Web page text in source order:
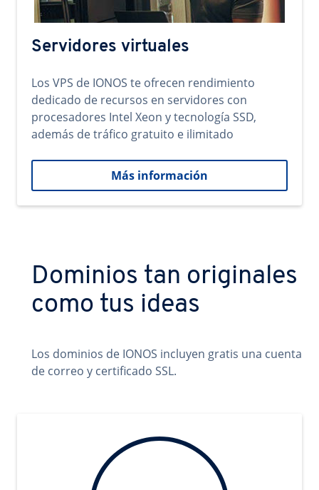
Servidores virtuales
Los VPS de IONOS te ofrecen rendimiento
dedicado de recursos en servidores con
procesadores Intel Xeon y tecnología SSD,
además de tráfico gratuito e ilimitado
Más información
Dominios tan originales
como tus ideas
Los dominios de IONOS incluyen gratis una cuenta
de correo y certificado SSL.